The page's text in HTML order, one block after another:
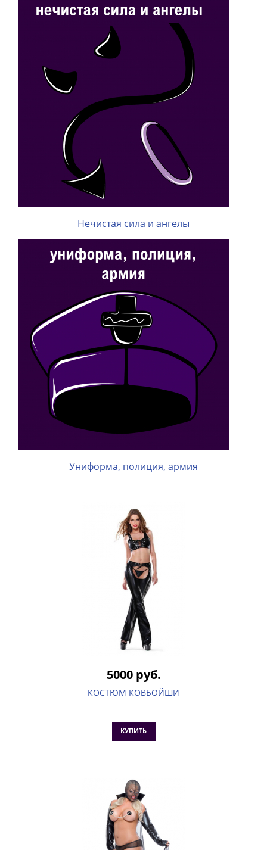
Нечистая сила и ангелы
Униформа, полиция, армия
5000 руб.
КОСТЮМ КОВБОЙШИ
КУПИТЬ